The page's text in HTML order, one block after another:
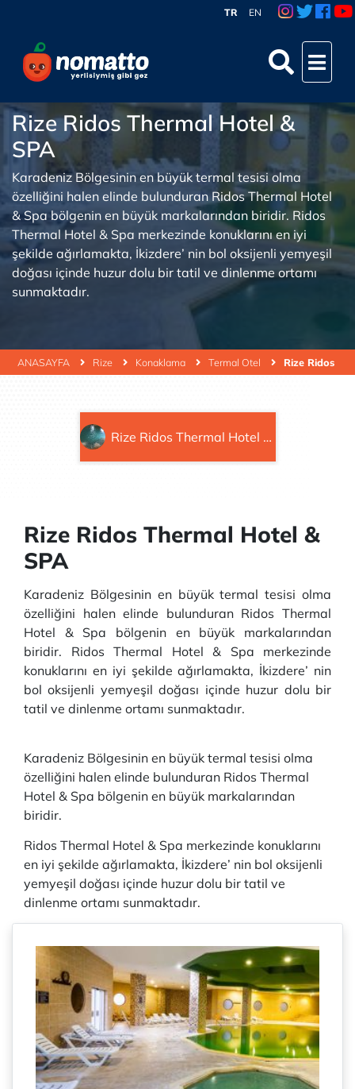
TR EN
ANASAYFA Rize Konaklama Termal Otel Rize Ridos
Rize Ridos Thermal Hotel &
SPA
Karadeniz Bölgesinin en büyük termal tesisi olma
özelliğini halen elinde bulunduran Ridos Thermal Hotel
& Spa bölgenin en büyük markalarından biridir. Ridos
Thermal Hotel & Spa merkezinde konuklarını en iyi
şekilde ağırlamakta, İkizdere’ nin bol oksijenli yemyeşil
doğası içinde huzur dolu bir tatil ve dinlenme ortamı
sunmaktadır.
Rize Ridos Thermal Hotel & SPA
Rize Ridos Thermal Hotel &
SPA
Karadeniz Bölgesinin en büyük termal tesisi olma
özelliğini halen elinde bulunduran Ridos Thermal
Hotel & Spa bölgenin en büyük markalarından
biridir. Ridos Thermal Hotel & Spa merkezinde
konuklarını en iyi şekilde ağırlamakta, İkizdere’ nin
bol oksijenli yemyeşil doğası içinde huzur dolu bir
tatil ve dinlenme ortamı sunmaktadır.
Karadeniz Bölgesinin en büyük termal tesisi olma
özelliğini halen elinde bulunduran Ridos Thermal
Hotel & Spa bölgenin en büyük markalarından
biridir.
Ridos Thermal Hotel & Spa merkezinde konuklarını
en iyi şekilde ağırlamakta, İkizdere’ nin bol oksijenli
yemyeşil doğası içinde huzur dolu bir tatil ve
dinlenme ortamı sunmaktadır.